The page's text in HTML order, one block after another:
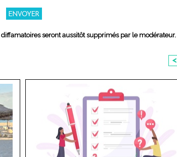
seront aussitôt supprimés par le modérateur.
<